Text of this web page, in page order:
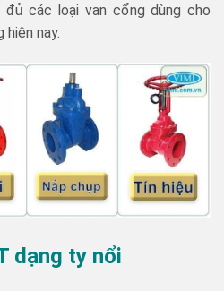
các loại van cổng dùng cho
nay.
dạng ty nổi